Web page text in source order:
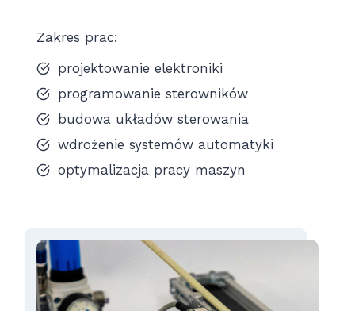
Zakres prac:
projektowanie elektroniki
programowanie sterowników
budowa układów sterowania
wdrożenie systemów automatyki
optymalizacja pracy maszyn